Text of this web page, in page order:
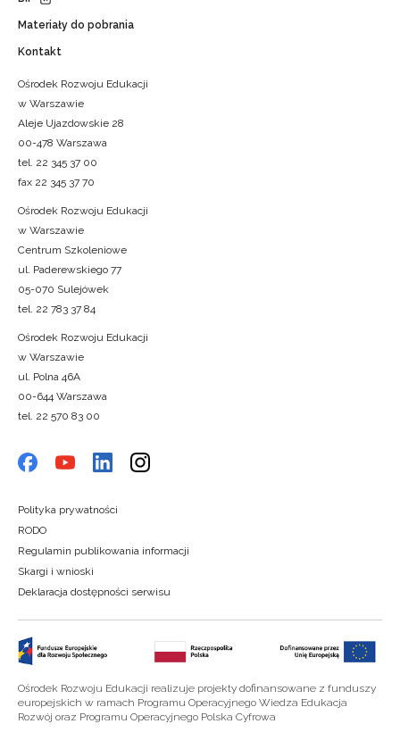
Materiały do pobrania
Kontakt
Ośrodek Rozwoju Edukacji
w Warszawie
Aleje Ujazdowskie 28
00-478 Warszawa
tel. 22 345 37 00
fax 22 345 37 70
Ośrodek Rozwoju Edukacji
w Warszawie
Centrum Szkoleniowe
ul. Paderewskiego 77
05-070 Sulejówek
tel. 22 783 37 84
Ośrodek Rozwoju Edukacji
w Warszawie
ul. Polna 46A
00-644 Warszawa
tel. 22 570 83 00
Polityka prywatności
RODO
Regulamin publikowania informacji
Skargi i wnioski
Deklaracja dostępności serwisu
Ośrodek Rozwoju Edukacji realizuje projekty dofinansowane z funduszy
europejskich w ramach Programu Operacyjnego Wiedza Edukacja
Rozwój oraz Programu Operacyjnego Polska Cyfrowa